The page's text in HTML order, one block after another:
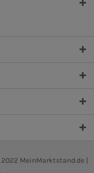
MeinMarktstand.de |